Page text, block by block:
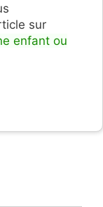
sur
enfant ou